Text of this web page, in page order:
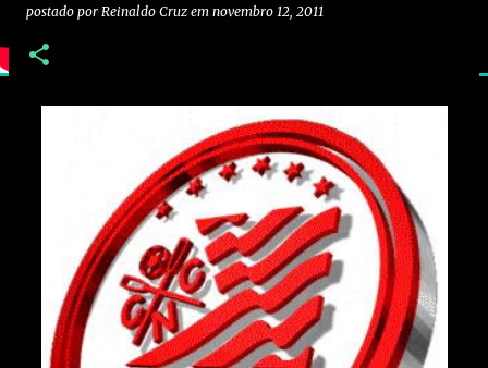
postado por Reinaldo Cruz em novembro 12, 2011